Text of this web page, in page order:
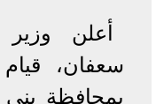
أعلن
سعفان، قيام